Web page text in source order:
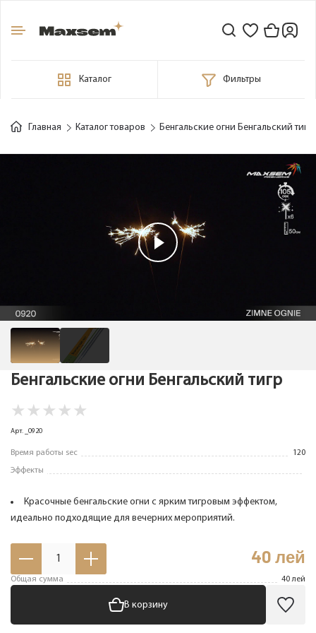
Каталог Фильтры
Главная Каталог товаров Бенгальские огни Бенгальский тигр
Бенгальские огни Бенгальский тигр
★ ★ ★ ★ ★
Арт. _0920
Время работы sec 120
Эффекты
Красочные бенгальские огни с ярким тигровым эффектом,
идеально подходящие для вечерних мероприятий.
1 40 лей
Общая сумма 40лей
В корзину